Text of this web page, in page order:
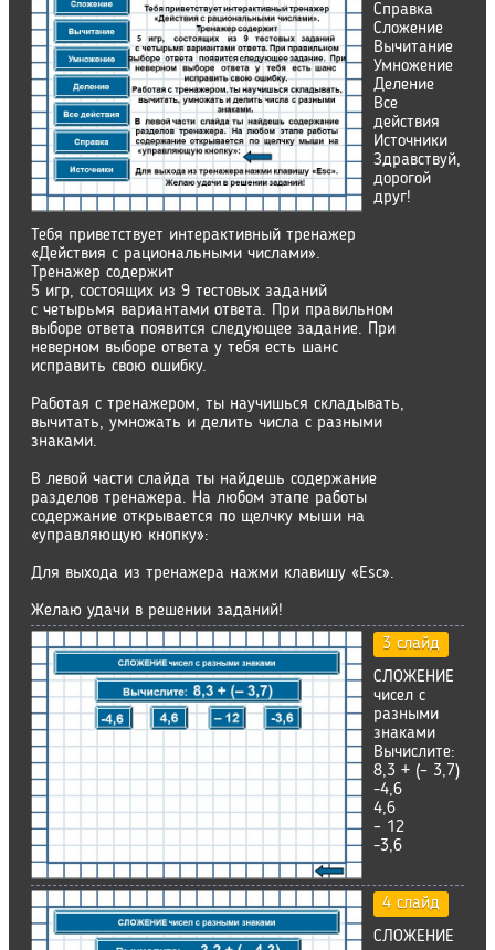
Справка
Сложение
Вычитание
Умножение
Деление
Все
действия
Источники
Здравствуй,
дорогой
друг!
Тебя приветствует интерактивный тренажер
«Действия с рациональными числами».
Тренажер содержит
5 игр, состоящих из 9 тестовых заданий
с четырьмя вариантами ответа. При правильном
выборе ответа появится следующее задание. При
неверном выборе ответа у тебя есть шанс
исправить свою ошибку.
Работая с тренажером, ты научишься складывать,
вычитать, умножать и делить числа с разными
знаками.
В левой части слайда ты найдешь содержание
разделов тренажера. На любом этапе работы
содержание открывается по щелчку мыши на
«управляющую кнопку»:
Для выхода из тренажера нажми клавишу «Esc».
Желаю удачи в решении заданий!
3 слайд
СЛОЖЕНИЕ
чисел с
разными
знаками
Вычислите:
8,3 + (– 3,7)
-4,6
4,6
– 12
-3,6
4 слайд
СЛОЖЕНИЕ